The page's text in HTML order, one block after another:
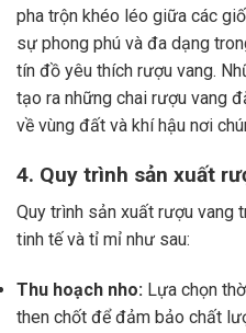
pha trộn khéo léo giữa các
sự phong phú và đa dạng
tín đồ yêu thích rượu vang.
tạo ra những chai rượu vang
về vùng đất và khí hậu nơi
4. Quy trình sản xuất
Quy trình sản xuất rượu vang
tinh tế và tỉ mỉ như sau:
Thu hoạch nho: Lựa chọn
then chốt để đảm bảo chất